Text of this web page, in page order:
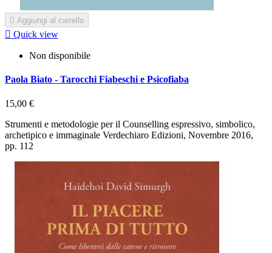
 Aggiungi al carrello
 Quick view
Non disponibile
Paola Biato - Tarocchi Fiabeschi e Psicofiaba
15,00 €
Strumenti e metodologie per il Counselling espressivo, simbolico,
archetipico e immaginale Verdechiaro Edizioni, Novembre 2016,
pp. 112